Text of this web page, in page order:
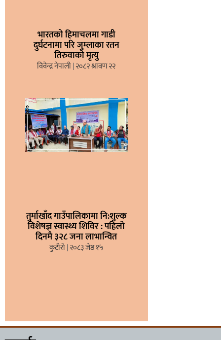
भारतको हिमाचलमा गाडी
दुर्घटनामा परि जुम्लाका रतन
तिरुवाको मृत्यु
विवेन्द्र नेपाली २०८२ श्रावण २२
तुर्माखाँद गाउँपालिकामा नि:शुल्क
विशेषज्ञ स्वास्थ्य शिविर : पहिलो
दिनमै ३२८ जना लाभान्वित
कुटीरो २०८३ जेष्ठ १५